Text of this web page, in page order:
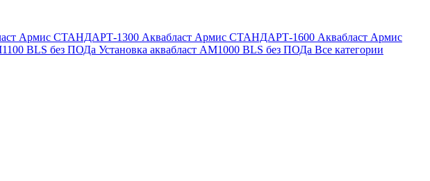
Армис СТАНДАРТ-1300 Аквабласт Армис СТАНДАРТ-1600 Аквабласт Армис
BLS без ПОДа Установка аквабласт AM1000 BLS без ПОДа Все категории